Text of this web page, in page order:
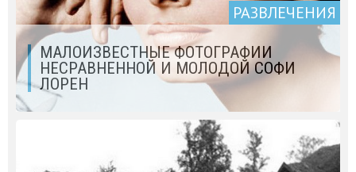
РАЗВЛЕЧЕНИЯ
МАЛОИЗВЕСТНЫЕ ФОТОГРАФИИ
НЕСРАВНЕННОЙ И МОЛОДОЙ СОФИ
ЛОРЕН